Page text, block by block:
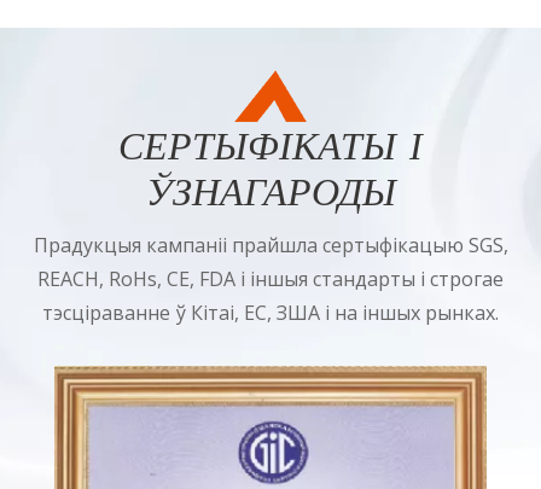
СЕРТЫФІКАТЫ І
ЎЗНАГАРОДЫ​​​​​​​
Прадукцыя кампаніі прайшла сертыфікацыю SGS,
REACH, RoHs, CE, FDA і іншыя стандарты і строгае
тэсціраванне ў Кітаі, ЕС, ЗША і на іншых рынках.